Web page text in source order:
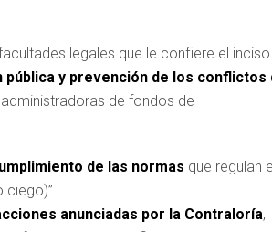
legales que le confiere el inciso
pública y prevención de los conflictos
de fondos de
de las normas que regulan
ciego)”.
anunciadas por la Contraloría,